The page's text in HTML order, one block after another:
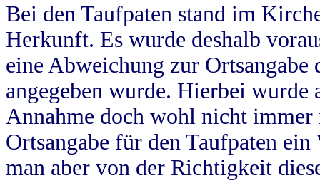
Bei den Taufpaten stand im
Herkunft. Es wurde deshalb
eine Abweichung zur
angegeben wurde. Hierbei wurde
Annahme doch wohl nicht
Ortsangabe für den Taufpaten
man aber von der Richtigkeit